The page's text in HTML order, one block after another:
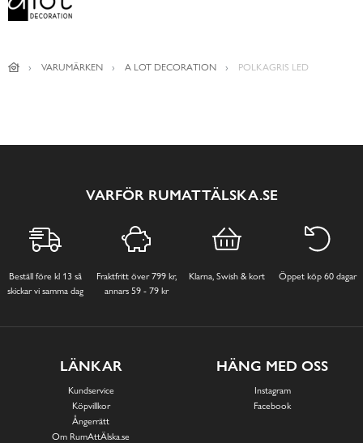
VARUMÄRKEN A LOT DECORATION POLKAGRIS LED
VARFÖR RUMATTÄLSKA.SE
Beställ före kl 13 så
skickar vi samma dag
Fraktfritt över 799 kr,
annars 59 - 79 kr
Klarna, Swish & kort Öppet köp 60 dagar
LÄNKAR
Kundservice
Köpvillkor
Ångerrätt
Om RumAttÄlska.se
HÄNG MED OSS
Instagram
Facebook